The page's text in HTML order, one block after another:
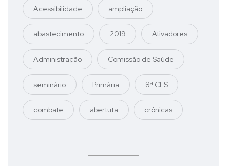
Acessibilidade ampliação
abastecimento 2019 Ativadores
Administração Comissão de Saúde
seminário Primária 8ª CES
combate abertuta crônicas